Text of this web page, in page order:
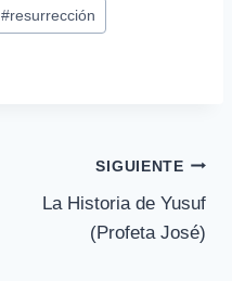
#resurrección
SIGUIENTE
La Historia de Yusuf
(Profeta José)